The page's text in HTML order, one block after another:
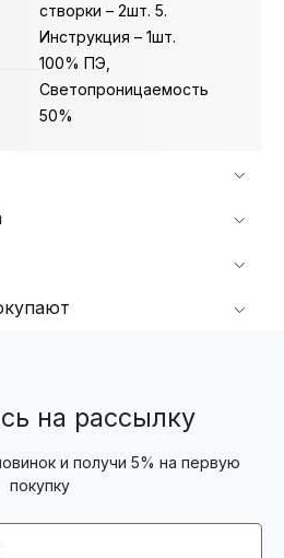
створки – 2шт. 5.
Инструкция – 1шт.
100% ПЭ,
Светопроницаемость
50%
на рассылку
и получи 5% на первую
покупку